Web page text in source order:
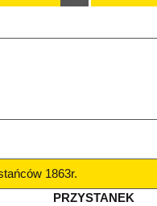
1863r.
PRZYSTANEK